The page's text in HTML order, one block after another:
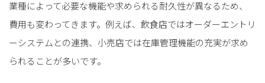
業種によって必要な機能や求められる耐久性が異なるため、
費用も変わってきます。例えば、飲食店ではオーダーエントリ
ーシステムとの連携、小売店では在庫管理機能の充実が求め
られることが多いです。